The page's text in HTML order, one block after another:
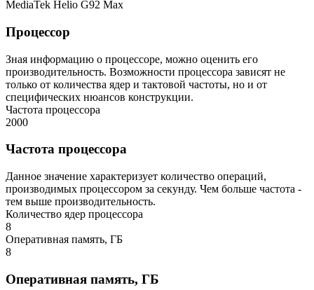
MediaTek Helio G92 Max
Процессор
Зная информацию о процессоре, можно оценить его
производительность. Возможности процессора зависят не
только от количества ядер и тактовой частоты, но и от
специфических нюансов конструкции.
Частота процессора
2000
Частота процессора
Данное значение характеризует количество операций,
производимых процессором за секунду. Чем больше частота -
тем выше производительность.
Количество ядер процессора
8
Оперативная память, ГБ
8
Оперативная память, ГБ